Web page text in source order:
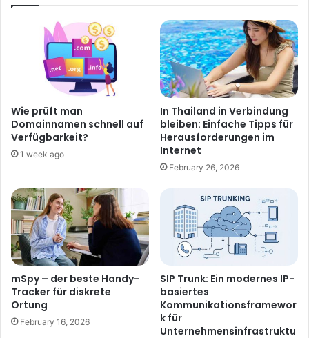
Wie prüft man
Domainnamen schnell auf
Verfügbarkeit?
1 week ago
In Thailand in Verbindung
bleiben: Einfache Tipps für
Herausforderungen im
Internet
February 26, 2026
mSpy – der beste Handy-
Tracker für diskrete
Ortung
February 16, 2026
SIP Trunk: Ein modernes IP-
basiertes
Kommunikationsframewor
k für
Unternehmensinfrastruktu